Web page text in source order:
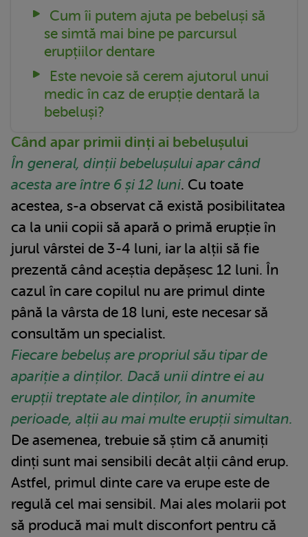
Cum îi putem ajuta pe bebeluși să
se simtă mai bine pe parcursul
erupțiilor dentare
Este nevoie să cerem ajutorul unui
medic în caz de erupție dentară la
bebeluși?
Când apar primii dinți ai bebelușului
În general, dinții bebelușului apar când
acesta are între 6 și 12 luni. Cu toate
acestea, s-a observat că există posibilitatea
ca la unii copii să apară o primă erupție în
jurul vârstei de 3-4 luni, iar la alții să fie
prezentă când aceștia depășesc 12 luni. În
cazul în care copilul nu are primul dinte
până la vârsta de 18 luni, este necesar să
consultăm un specialist.
Fiecare bebeluș are propriul său tipar de
apariție a dinților. Dacă unii dintre ei au
erupții treptate ale dinților, în anumite
perioade, alții au mai multe erupții simultan.
De asemenea, trebuie să știm că anumiți
dinți sunt mai sensibili decât alții când erup.
Astfel, primul dinte care va erupe este de
regulă cel mai sensibil. Mai ales molarii pot
să producă mai mult disconfort pentru că